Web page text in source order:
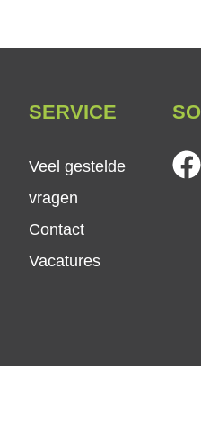
SERVICE
Veel gestelde
vragen
Contact
Vacatures